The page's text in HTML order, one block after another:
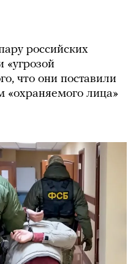
российских
«угрозой
что они поставили
«охраняемого лица»